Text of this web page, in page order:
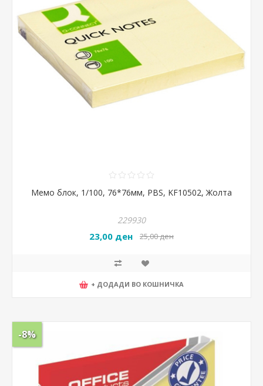
Мемо блок, 1/100, 76*76мм, PBS, KF10502, Жолта
229930
23,00 ден 25,00 ден
+ ДОДАДИ ВО КОШНИЧКА
-8%